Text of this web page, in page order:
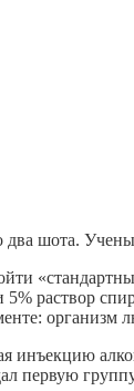
два шота.
5% раствор
организм
инъекцию
первую